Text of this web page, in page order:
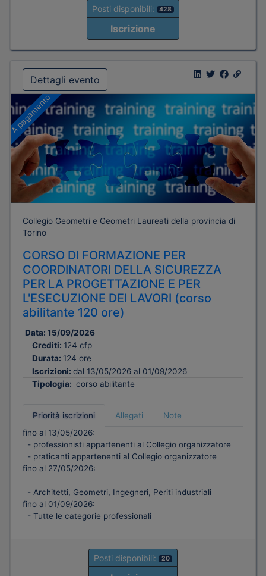
Posti disponibili: 428
Iscrizione
Dettagli evento
A pagamento
Collegio Geometri e Geometri Laureati della provincia di
Torino
CORSO DI FORMAZIONE PER
COORDINATORI DELLA SICUREZZA
PER LA PROGETTAZIONE E PER
L'ESECUZIONE DEI LAVORI (corso
abilitante 120 ore)
Data: 15/09/2026
Crediti: 124 cfp
Durata: 124 ore
Iscrizioni: dal 13/05/2026 al 01/09/2026
Tipologia: corso abilitante
Priorità iscrizioni Allegati
Note
fino al 13/05/2026:
- professionisti appartenenti al Collegio organizzatore
- praticanti appartenenti al Collegio organizzatore
fino al 27/05/2026:
- Architetti, Geometri, Ingegneri, Periti industriali
fino al 01/09/2026:
- Tutte le categorie professionali
Posti disponibili: 20